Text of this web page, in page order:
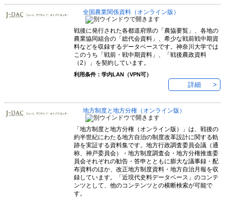
全国農業関係資料（オンライン版）
戦後に発行された各都道府県の「農協要覧」、各地の
農業協同組合の「総代会資料」、希少な戦前戦中期資
料などを収録するデータベースです。神奈川大学では
このうち「戦前・戦中期資料」、「戦後農政資料
（2）」を契約しています。
利用条件：学内LAN（VPN可）
詳細
地方制度と地方分権（オンライン版）
「地方制度と地方分権（オンライン版）」は、戦後の
約半世紀にわたる地方自治の制度改革設計に関する軌
跡を実証する資料集です。地方行政調査委員会議（通
称、神戸委員会）・地方制度調査会・地方分権推進委
員会それぞれの勧告・答申とともに膨大な議事録・配
布資料のほか、改正地方制度資料・地方自治月報を収
録しています。「近現代史料データベース」のコンテ
ンツとして、他のコンテンツとの横断検索が可能で
す。